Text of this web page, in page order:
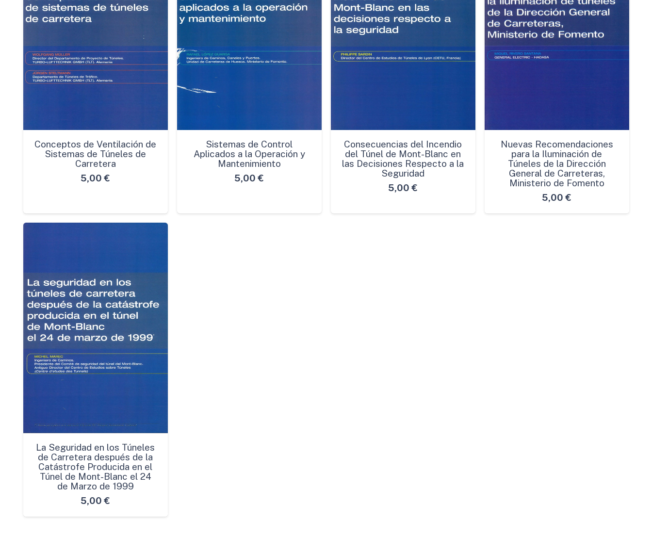
Conceptos de Ventilación de
Sistemas de Túneles de
Carretera
5,00 €
Sistemas de Control
Aplicados a la Operación y
Mantenimiento
5,00 €
Consecuencias del Incendio
del Túnel de Mont-Blanc en
las Decisiones Respecto a la
Seguridad
5,00 €
Nuevas Recomendaciones
para la Iluminación de
Túneles de la Dirección
General de Carreteras,
Ministerio de Fomento
5,00 €
La Seguridad en los Túneles
de Carretera después de la
Catástrofe Producida en el
Túnel de Mont-Blanc el 24
de Marzo de 1999
5,00 €